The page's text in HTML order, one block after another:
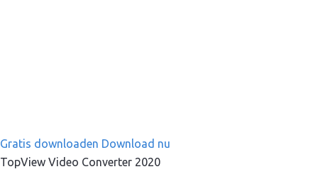
Gratis downloaden Download nu
TopView Video Converter 2020